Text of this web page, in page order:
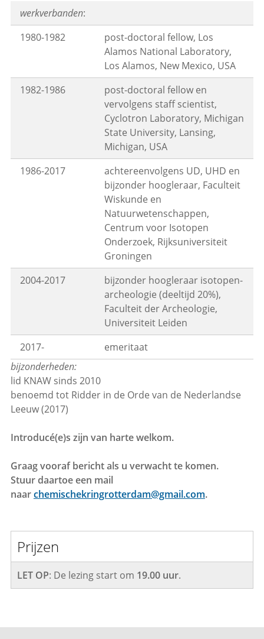
werkverbanden:
1980-1982
post-doctoral fellow, Los
Alamos National Laboratory,
Los Alamos, New Mexico, USA
1982-1986
post-doctoral fellow en
vervolgens staff scientist,
Cyclotron Laboratory, Michigan
State University, Lansing,
Michigan, USA
1986-2017
achtereenvolgens UD, UHD en
bijzonder hoogleraar, Faculteit
Wiskunde en
Natuurwetenschappen,
Centrum voor Isotopen
Onderzoek, Rijksuniversiteit
Groningen
2004-2017
bijzonder hoogleraar isotopen-
archeologie (deeltijd 20%),
Faculteit der Archeologie,
Universiteit Leiden
2017-
emeritaat
bijzonderheden:
lid KNAW sinds 2010
benoemd tot Ridder in de Orde van de Nederlandse
Leeuw (2017)
Introducé(e)s zijn van harte welkom.
Graag vooraf bericht als u verwacht te komen.
Stuur daartoe een mail
naarchemischekringrotterdam@gmail.com.
Prijzen
LET OP: De lezing start om 19.00 uur.